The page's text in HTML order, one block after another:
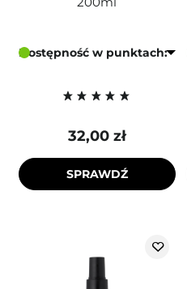
Dostępność w punktach:
32,00 zł
SPRAWDŹ